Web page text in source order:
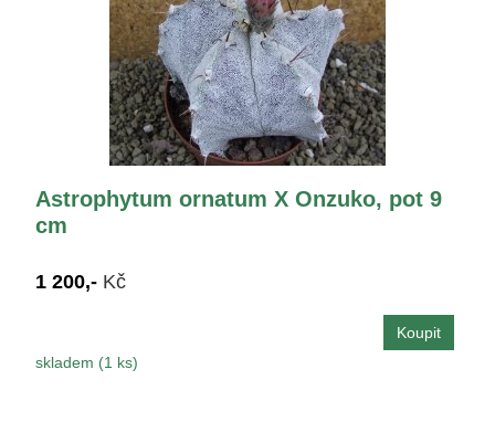
Astrophytum ornatum X Onzuko, pot 9
cm
1 200,- Kč
skladem (1 ks)